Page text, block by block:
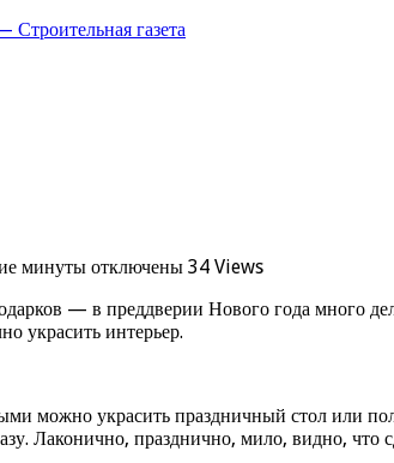
газета
минуты отключены 34 Views
— в преддверии Нового года много
украсить интерьер.
можно украсить праздничный стол или
Лаконично, празднично, мило, видно, что